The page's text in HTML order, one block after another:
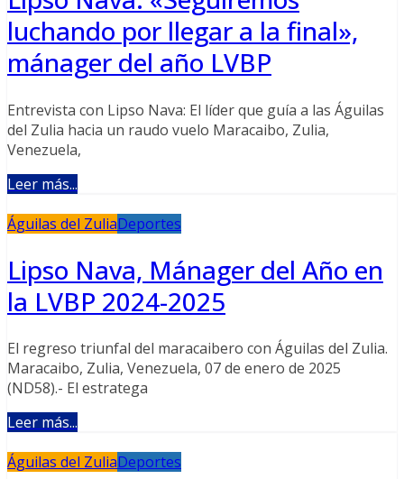
luchando por llegar a la final»,
mánager del año LVBP
Entrevista con Lipso Nava: El líder que guía a las Águilas
del Zulia hacia un raudo vuelo Maracaibo, Zulia,
Venezuela,
Leer más...
Águilas del ZuliaDeportes
Lipso Nava, Mánager del Año en
la LVBP 2024-2025
El regreso triunfal del maracaibero con Águilas del Zulia.
Maracaibo, Zulia, Venezuela, 07 de enero de 2025
(ND58).- El estratega
Leer más...
Águilas del ZuliaDeportes